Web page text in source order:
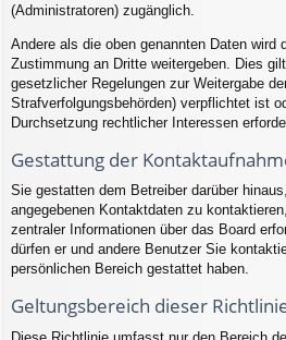
(Administratoren) zugänglich.
Andere als die oben genannten Daten wird
Zustimmung an Dritte weitergeben. Dies
gesetzlicher Regelungen zur Weitergabe
Strafverfolgungsbehörden) verpflichtet ist
Durchsetzung rechtlicher Interessen
Gestattung der
Sie gestatten dem Betreiber darüber
angegebenen Kontaktdaten zu
zentraler Informationen über das Board
dürfen er und andere Benutzer Sie
persönlichen Bereich gestattet haben.
Geltungsbereich dieser